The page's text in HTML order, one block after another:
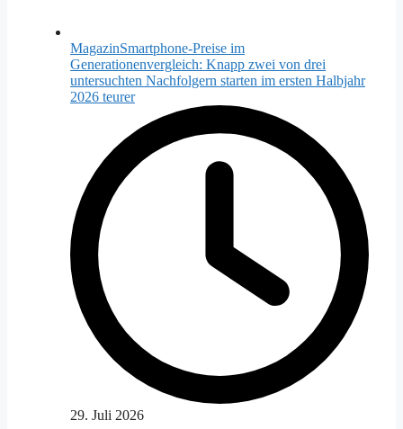
MagazinSmartphone-Preise im
Generationenvergleich: Knapp zwei von drei
untersuchten Nachfolgern starten im ersten Halbjahr
2026 teurer
29. Juli 2026